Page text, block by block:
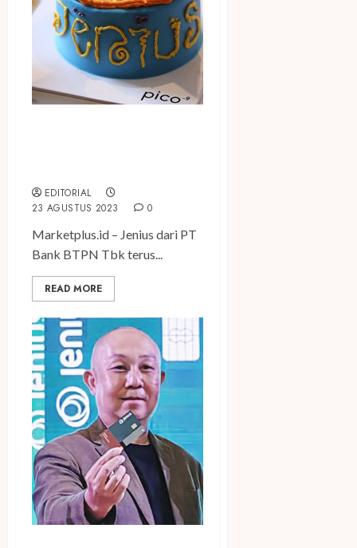
EDITORIAL
23 AGUSTUS 2023
0
Marketplus.id – Jenius dari PT
Bank BTPN Tbk terus...
READ MORE